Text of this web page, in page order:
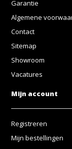
Garantie
Algemene
Contact
Sitemap
Showroom
Vacatures
Mijn account
Registreren
Mijn bestellingen